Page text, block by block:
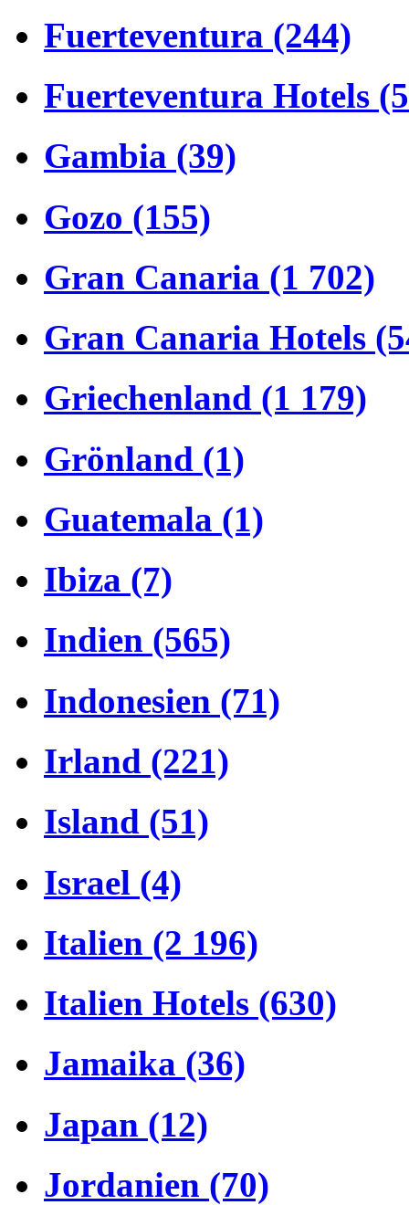
Fuerteventura (244)
Fuerteventura Hotels
Gambia (39)
Gozo (155)
Gran Canaria (1 702)
Gran Canaria Hotels
Griechenland (1 179)
Grönland (1)
Guatemala (1)
Ibiza (7)
Indien (565)
Indonesien (71)
Irland (221)
Island (51)
Israel (4)
Italien (2 196)
Italien Hotels (630)
Jamaika (36)
Japan (12)
Jordanien (70)